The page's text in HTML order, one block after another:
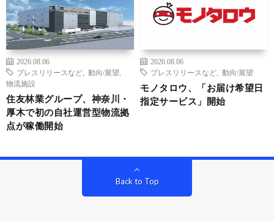
2026.08.06
プレスリリースなど
動向/展望
物流施設
住友林業グループ、神奈川・
厚木で初の自社運営型物流拠
点が稼働開始
2026.08.06
プレスリリースなど
動向/展望
モノタロウ、「お届け希望日
指定サービス」開始
Back to Top